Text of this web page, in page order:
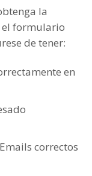
la
el formulario
de tener:
en
correctos